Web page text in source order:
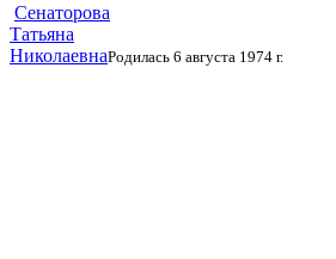
Сенаторова
Татьяна
НиколаевнаРодилась 6 августа 1974 г.